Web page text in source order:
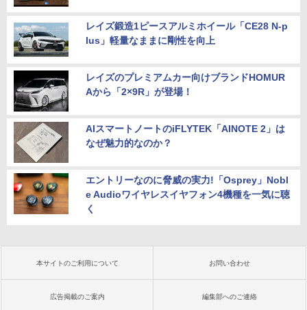
レイズ鍛造1ピースアルミホイール「CE28 N-p
lus」軽量なままに剛性を向上
レイズのプレミアムカー向けブランドHOMUR
Aから「2×9R」が登場！
AIスマートノートのiFLYTEK「AINOTE 2」は
なぜ魅力的なのか？
エントリーなのに脅威の実力!「Osprey」Nobl
e Audioワイヤレスイヤフォン4機種を一気に聴
く
本サイトのご利用について お問い合わせ
広告掲載のご案内 編集部へのご連絡